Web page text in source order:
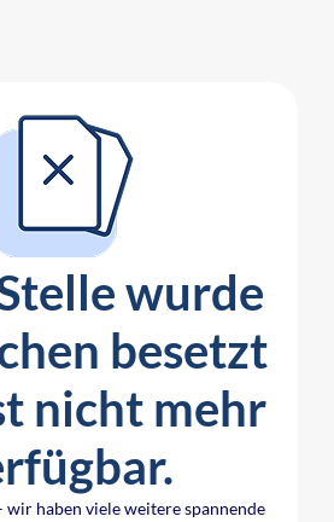
wurde
besetzt
nicht mehr
wir haben viele weitere spannende